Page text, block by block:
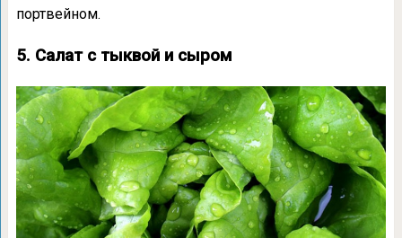
портвейном.
5. Салат с тыквой и сыром